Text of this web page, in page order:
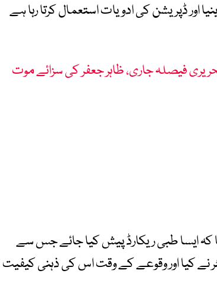
اور ڈپریشن کی ادویات استعمال کرتا رہا ہے
فیصلہ جاری، ظاہر جعفر کی سزائے موت
کہ ایسا طبی ریکارڈ پیش کیا جائے جس سے
نے کیا اور وقوعے کے وقت اس کی ذہنی کیفیت